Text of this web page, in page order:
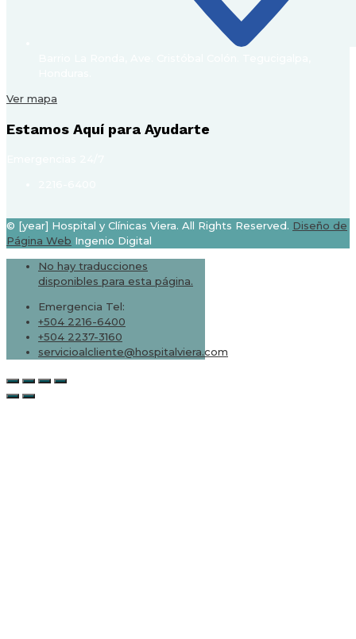
Ver mapa
Estamos Aquí para Ayudarte
© [year] Hospital y Clínicas Viera. All Rights Reserved. Diseño de
Página Web Ingenio Digital
No hay traducciones
disponibles para esta página.
Emergencia Tel:
+504 2216-6400
+504 2237-3160
servicioalcliente@hospitalviera.com